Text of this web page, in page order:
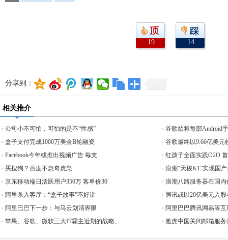
19 14
分享到：
相关推介
公司小不可怕，可怕的是不“性感”
盒子支付完成1000万美金B轮融资
Facebook今年或推出视频广告 每支
买搜狗？百度不急奇虎急
京东移动端日活跃用户350万 客单价30
阿里杀入客厅：“盒子故事”不好讲
阿里巴巴下一步：与马云划清界限
苹果、谷歌、微软三大IT霸主近期的战略、
谷歌欲将每部Android
谷歌最终以9.66亿美元
红孩子全面实践O2O
浪潮“天梭K1”实现国
浪潮八路服务器在国
腾讯或以20亿美元入股
阿里巴巴腾讯网易等
雅虎中国关闭邮箱服